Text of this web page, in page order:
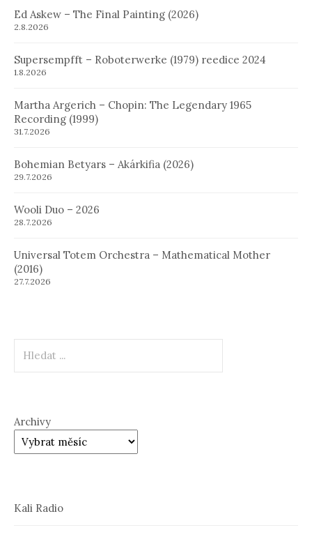
Ed Askew – The Final Painting (2026)
2.8.2026
Supersempfft – Roboterwerke (1979) reedice 2024
1.8.2026
Martha Argerich – Chopin: The Legendary 1965
Recording (1999)
31.7.2026
Bohemian Betyars – Akárkifia (2026)
29.7.2026
Wooli Duo – 2026
28.7.2026
Universal Totem Orchestra – Mathematical Mother
(2016)
27.7.2026
Archivy
Kali Radio